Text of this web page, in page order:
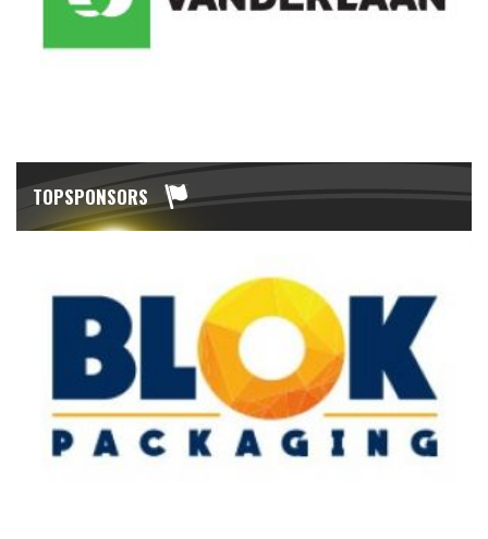
TOPSPONSORS